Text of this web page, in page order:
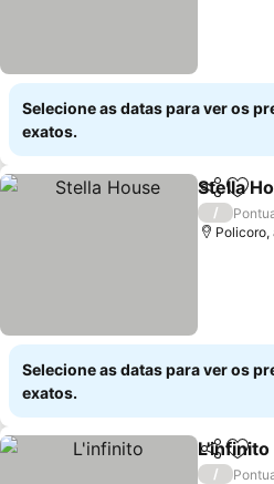
Selecione as datas para ver os
exatos.
Partilhar
Stella
/
Policoro,
Selecione as datas para ver os
exatos.
Partilhar
L'infinito
/